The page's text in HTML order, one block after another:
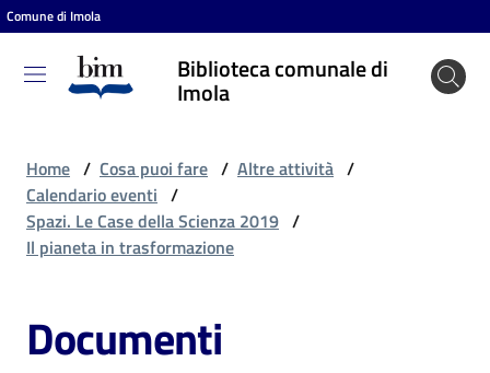
Vai al contenuto
Vai alla navigazione
Vai al footer
Comune di Imola
Biblioteca comunale di
Imola
Biblioteca
comunale
Entra
Cosa
puoi
Home / Cosa puoi fare / Altre attività /
Calendario eventi /
Spazi. Le Case della Scienza 2019 /
Il pianeta in trasformazione
Documenti